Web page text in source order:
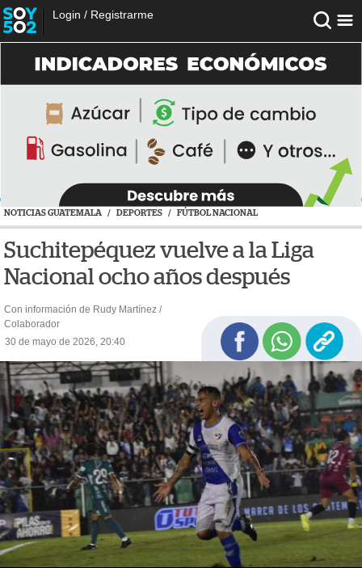
Login / Registrarme
NOTICIAS GUATEMALA / DEPORTES / FÚTBOL NACIONAL
Suchitepéquez vuelve a la Liga
Nacional ocho años después
Con información de Rudy Martínez /
Colaborador
30 de mayo de 2026, 20:40